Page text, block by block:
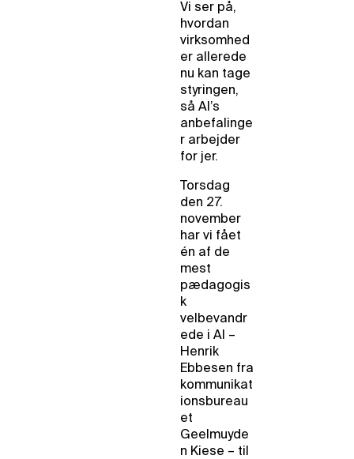
Vi ser på,
hvordan
virksomhed
er allerede
nu kan tage
styringen,
så AI’s
anbefalinge
r arbejder
for jer.
Torsdag
den 27.
november
har vi fået
én af de
mest
pædagogis
k
velbevandr
ede i AI –
Henrik
Ebbesen fra
kommunikat
ionsbureau
et
Geelmuyde
n Kiese – til